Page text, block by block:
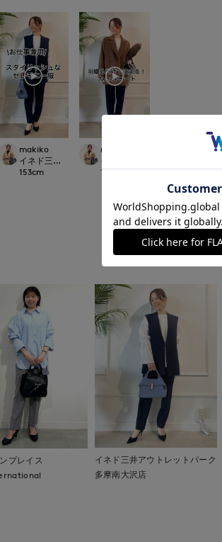
スI.T.'S.international
makiko
イネド三井アウトレットパーク多摩南大沢店
153cm
makiko
イネド三井アウトレットパーク
153cm
プレイス
イネド三井アウトレットパーク
多摩南大沢店